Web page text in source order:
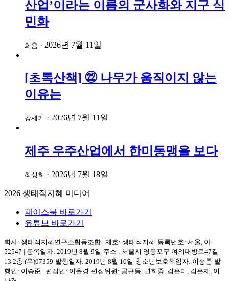
산업’이라는 이름의 군사화와 지구 식
민화
희음 · 2026년 7월 11일
[초록산책] ㉒ 나무가 움직이지 않는
이유는
강세기 · 2026년 7월 11일
제주 우주산업에서 한미동맹을 보다
최성희 · 2026년 7월 18일
2026 생태적지혜 미디어
페이스북 바로가기
유튜브 바로가기
회사: 생태적지혜연구소협동조합 | 제호: 생태적지혜 등록번호: 서울, 아
52547 | 등록일자: 2019년 8월 9일 주소 : 서울시 영등포구 여의대방로47길
13 2층 (우)07359 발행일자: 2019년 8월 10일 청소년보호책임자: 이승준 발
행인: 이승준 | 편집인: 이윤경 편집위원: 공규동, 권희중, 김은미, 김은제, 이